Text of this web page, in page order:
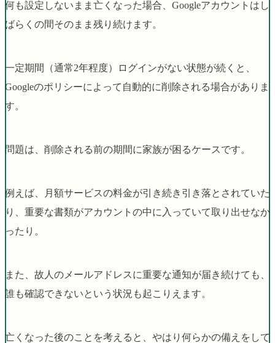
何も設定しないまま亡くなった場合、Googleアカウントはし
ばらくの間そのまま残り続けます。
一定期間（通常2年程度）ログインがない状態が続くと、
Googleのポリシーによって自動的に削除される場合がありま
す。
問題は、削除される前の期間に家族が困るケースです。
例えば、月額サービスの料金が引き続き引き落とされていた
り、重要な書類がアカウントの中に入っていて取り出せなか
ったり。
また、故人のメールアドレスに重要な通知が届き続けても、
誰も確認できないという状況も起こりえます。
亡くなった後のことを考えると、やはり何らかの備えをして